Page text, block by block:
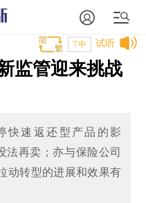
试听
T中
监管迎来挑战
快速返还型产品的影
法再卖；亦与保险公司
动转型的进展和效果有